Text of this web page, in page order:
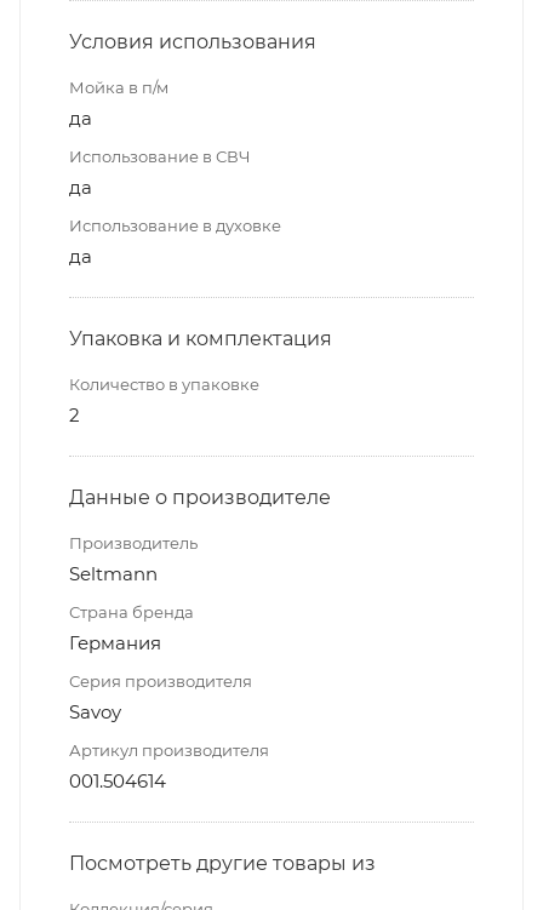
Условия использования
Мойка в п/м
да
Использование в СВЧ
да
Использование в духовке
да
Упаковка и комплектация
Количество в упаковке
2
Данные о производителе
Производитель
Seltmann
Страна бренда
Германия
Серия производителя
Savoy
Артикул производителя
001.504614
Посмотреть другие товары из